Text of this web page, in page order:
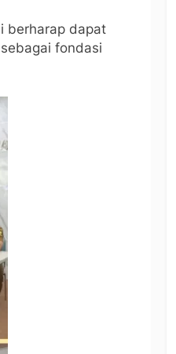
berharap dapat
fondasi